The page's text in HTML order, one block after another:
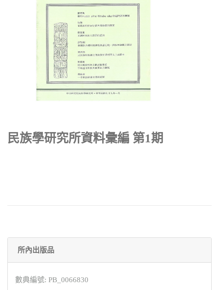
民族學研究所資料彙編 第1期
所內出版品
數典編號: PB_0066830